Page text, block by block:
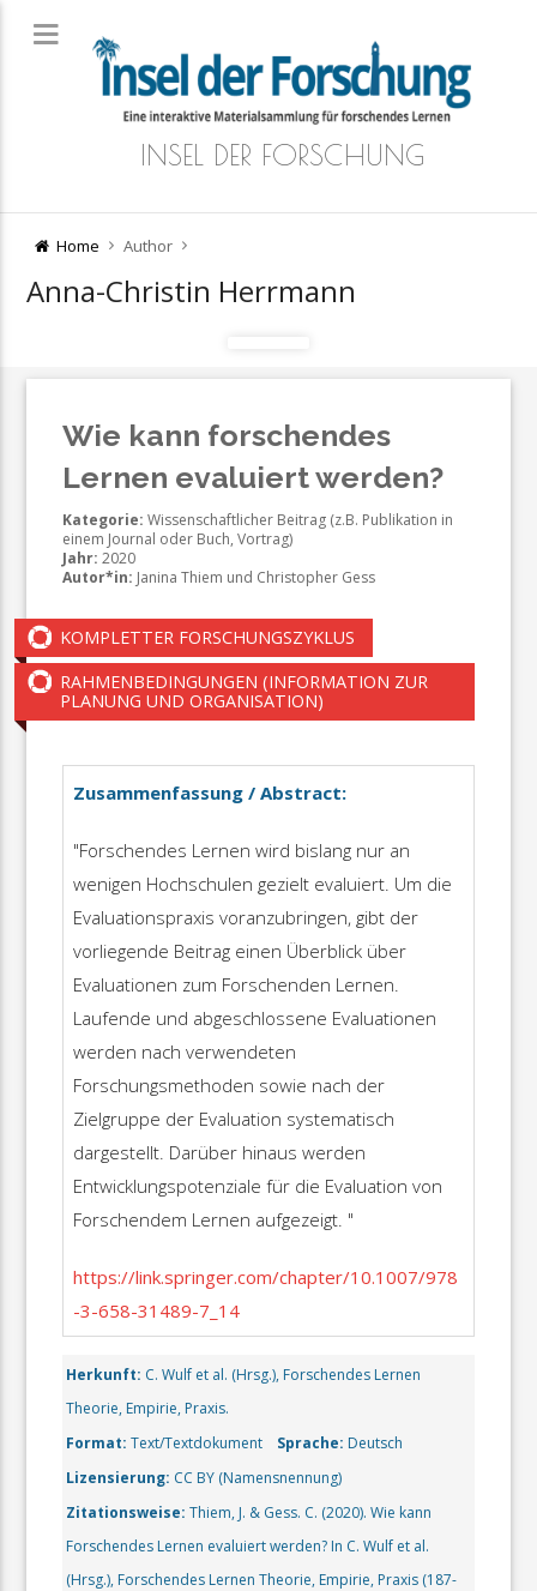
INSEL DER FORSCHUNG
Home Author
Anna-Christin Herrmann
Wie kann forschendes
Lernen evaluiert werden?
Kategorie: Wissenschaftlicher Beitrag (z.B. Publikation in
einem Journal oder Buch, Vortrag)
Jahr: 2020
Autor*in: Janina Thiem und Christopher Gess
KOMPLETTER FORSCHUNGSZYKLUS
RAHMENBEDINGUNGEN (INFORMATION ZUR
PLANUNG UND ORGANISATION)
Zusammenfassung / Abstract:
"Forschendes Lernen wird bislang nur an
wenigen Hochschulen gezielt evaluiert. Um die
Evaluationspraxis voranzubringen, gibt der
vorliegende Beitrag einen Überblick über
Evaluationen zum Forschenden Lernen.
Laufende und abgeschlossene Evaluationen
werden nach verwendeten
Forschungsmethoden sowie nach der
Zielgruppe der Evaluation systematisch
dargestellt. Darüber hinaus werden
Entwicklungspotenziale für die Evaluation von
Forschendem Lernen aufgezeigt. "
https://link.springer.com/chapter/10.1007/978
-3-658-31489-7_14
Herkunft: C. Wulf et al. (Hrsg.), Forschendes Lernen
Theorie, Empirie, Praxis.
Format: Text/Textdokument Sprache: Deutsch
Lizensierung: CC BY (Namensnennung)
Zitationsweise: Thiem, J. & Gess. C. (2020). Wie kann
Forschendes Lernen evaluiert werden? In C. Wulf et al.
(Hrsg.), Forschendes Lernen Theorie, Empirie, Praxis (187-